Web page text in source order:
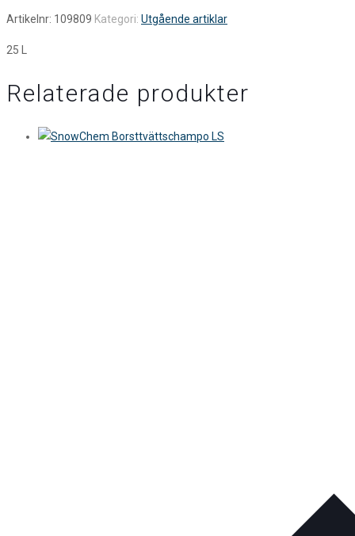
Artikelnr: 109809 Kategori: Utgående artiklar
25 L
Relaterade produkter